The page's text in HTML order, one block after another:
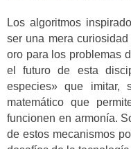
Los algoritmos
ser una mera
oro para los problemas
el futuro de esta
especies» que imitar,
matemático que
funcionen en armonía.
de estos mecanismos